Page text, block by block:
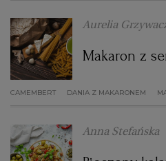
DOMOWE
GRILL
KUCHNIA
KUCHNIA
KUCHNIA
SPRZĘT
FIT
WEGE
DO
PODRÓŻE
HISTORIE
NASZE
SERWISY
Aurelia
Makaron z
CAMEMBERT DANIA Z MAKARONEM
Anna Stefańska